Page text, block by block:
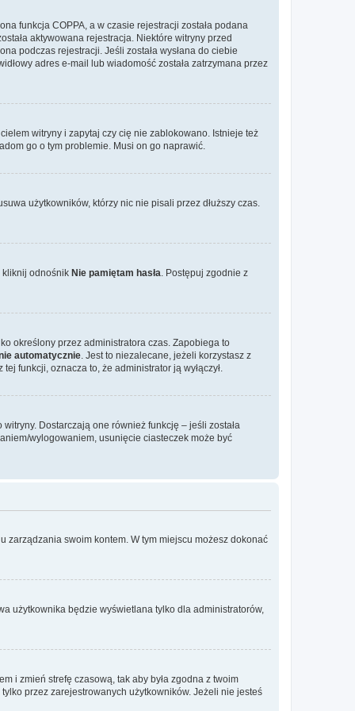
funkcja COPPA, a w czasie rejestracji została podana
aktywowana rejestracja. Niektóre witryny przed
podczas rejestracji. Jeśli została wysłana do ciebie
adres e-mail lub wiadomość została zatrzymana przez
witryny i zapytaj czy cię nie zablokowano. Istnieje też
go o tym problemie. Musi on go naprawić.
użytkowników, którzy nic nie pisali przez dłuższy czas.
kliknij odnośnik Nie pamiętam hasła . Postępuj zgodnie z
określony przez administratora czas. Zapobiega to
automatycznie . Jest to niezalecane, jeżeli korzystasz z
funkcji, oznacza to, że administrator ją wyłączył.
Dostarczają one również funkcję – jeśli została
wylogowaniem, usunięcie ciasteczek może być
zarządzania swoim kontem. W tym miejscu możesz dokonać
użytkownika będzie wyświetlana tylko dla administratorów,
i zmień strefę czasową, tak aby była zgodna z twoim
przez zarejestrowanych użytkowników. Jeżeli nie jesteś